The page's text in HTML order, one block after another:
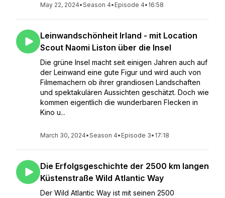
May 22, 2024•Season 4• Episode 4• 16:58
Leinwandschönheit Irland - mit Location
Scout Naomi Liston über die Insel
Die grüne Insel macht seit einigen Jahren auch auf
der Leinwand eine gute Figur und wird auch von
Filmemachern ob ihrer grandiosen Landschaften
und spektakulären Aussichten geschätzt. Doch wie
kommen eigentlich die wunderbaren Flecken in
Kino u...
March 30, 2024•Season 4• Episode 3• 17:18
Die Erfolgsgeschichte der 2500 km langen
Küstenstraße Wild Atlantic Way
Der Wild Atlantic Way ist mit seinen 2500